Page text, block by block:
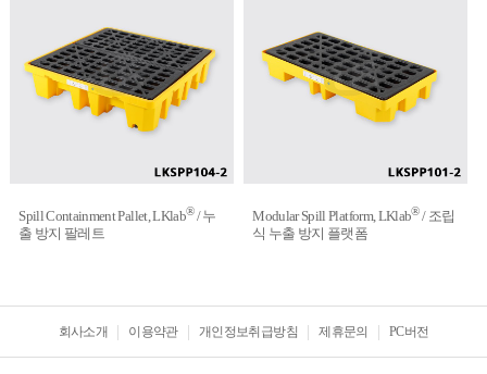
Spill Containment Pallet, LKlab®/ 누
출 방지 팔레트
Modular Spill Platform, LKlab®/ 조립
식 누출 방지 플랫폼
회사소개 이용약관 개인정보취급방침 제휴문의 PC버전